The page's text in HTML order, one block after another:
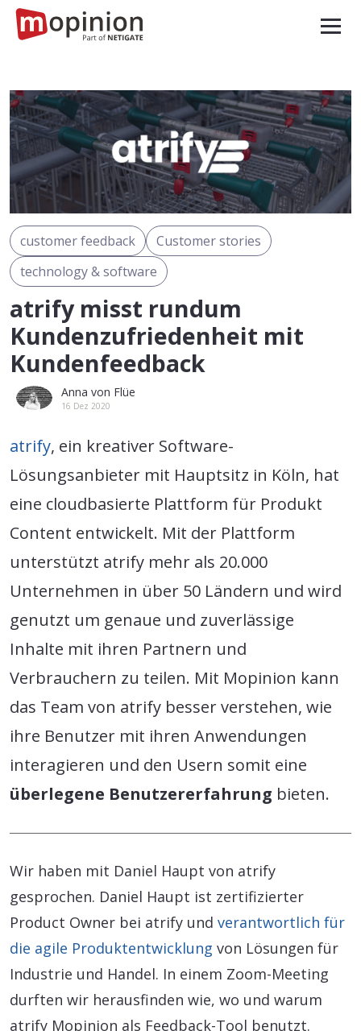
customer feedback
Customer stories
technology & software
atrify misst rundum
Kundenzufriedenheit mit
Kundenfeedback
Anna von Flüe
16 Dez 2020
atrify, ein kreativer Software-
Lösungsanbieter mit Hauptsitz in Köln, hat
eine cloudbasierte Plattform für Produkt
Content entwickelt. Mit der Plattform
unterstützt atrify mehr als 20.000
Unternehmen in über 50 Ländern und wird
genutzt um genaue und zuverlässige
Inhalte mit ihren Partnern und
Verbrauchern zu teilen. Mit Mopinion kann
das Team von atrify besser verstehen, wie
ihre Benutzer mit ihren Anwendungen
interagieren und den Usern somit eine
überlegene Benutzererfahrung bieten.
Wir haben mit Daniel Haupt von atrify
gesprochen. Daniel Haupt ist zertifizierter
Product Owner bei atrify und verantwortlich für
die agile Produktentwicklung von Lösungen für
Industrie und Handel. In einem Zoom-Meeting
durften wir herausfinden wie, wo und warum
atrify Mopinion als Feedback-Tool benutzt.